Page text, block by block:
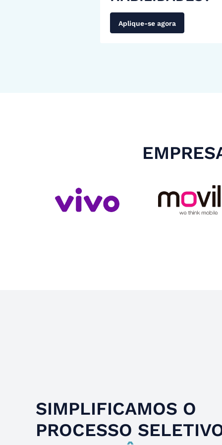
Aplique-se agora
SIMPLIFICAMOS O
PROCESSO